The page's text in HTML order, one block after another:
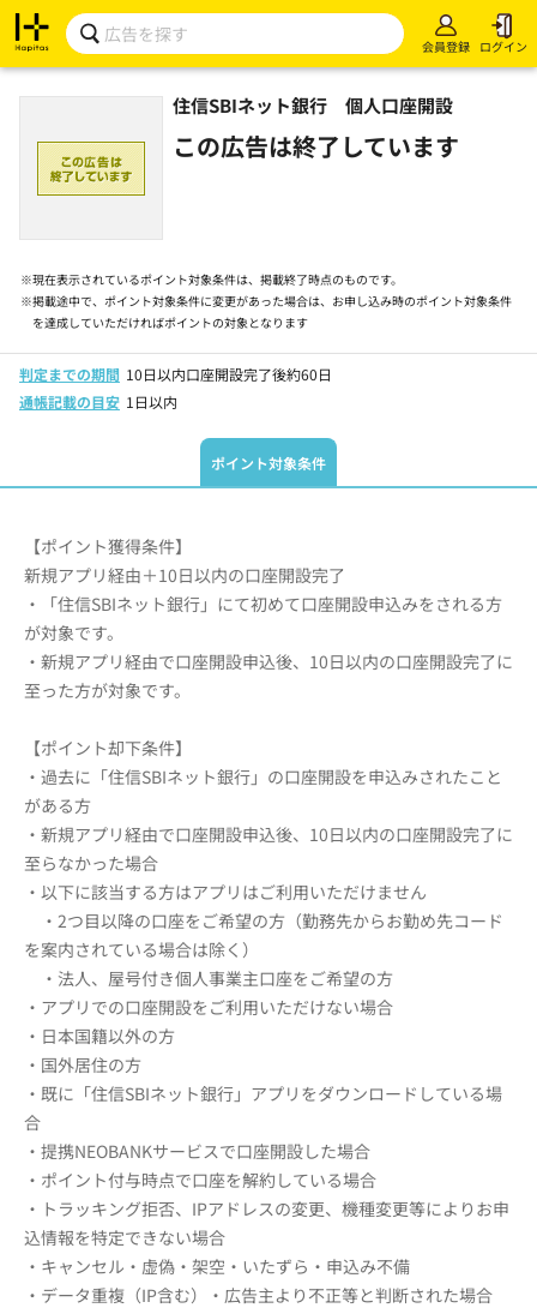
会員登録 ログイン
住信SBIネット銀行 個人口座開設
この広告は終了しています
※現在表示されているポイント対象条件は、掲載終了時点のものです。
※掲載途中で、ポイント対象条件に変更があった場合は、お申し込み時のポイント対象条件
を達成していただければポイントの対象となります
判定までの期間 10日以内口座開設完了後約60日
通帳記載の目安 1日以内
ポイント対象条件
【ポイント獲得条件】
新規アプリ経由＋10日以内の口座開設完了
・「住信SBIネット銀行」にて初めて口座開設申込みをされる方
が対象です。
・新規アプリ経由で口座開設申込後、10日以内の口座開設完了に
至った方が対象です。
【ポイント却下条件】
・過去に「住信SBIネット銀行」の口座開設を申込みされたこと
がある方
・新規アプリ経由で口座開設申込後、10日以内の口座開設完了に
至らなかった場合
・以下に該当する方はアプリはご利用いただけません
・2つ目以降の口座をご希望の方（勤務先からお勤め先コード
を案内されている場合は除く）
・法人、屋号付き個人事業主口座をご希望の方
・アプリでの口座開設をご利用いただけない場合
・日本国籍以外の方
・国外居住の方
・既に「住信SBIネット銀行」アプリをダウンロードしている場
合
・提携NEOBANKサービスで口座開設した場合
・ポイント付与時点で口座を解約している場合
・トラッキング拒否、IPアドレスの変更、機種変更等によりお申
込情報を特定できない場合
・キャンセル・虚偽・架空・いたずら・申込み不備
・データ重複（IP含む）・広告主より不正等と判断された場合